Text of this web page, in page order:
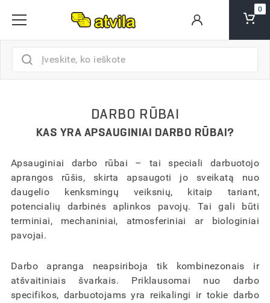
0
DARBO RŪBAI
KAS YRA APSAUGINIAI DARBO RŪBAI?
Apsauginiai darbo rūbai – tai speciali darbuotojo
aprangos rūšis, skirta apsaugoti jo sveikatą nuo
daugelio kenksmingų veiksnių, kitaip tariant,
potencialių darbinės aplinkos pavojų. Tai gali būti
terminiai, mechaniniai, atmosferiniai ar biologiniai
pavojai.
Darbo apranga neapsiriboja tik kombinezonais ir
atšvaitiniais švarkais. Priklausomai nuo darbo
specifikos, darbuotojams yra reikalingi ir tokie darbo
KAINA:
SPALVA:
ĮVESKITE PREKIŲ KREPŠELIO PAVADINIMĄ
AR TIKRAI NORITE IŠTRINTI PREKIŲ KREPŠELĮ?
AR TIKRAI NORITE IŠTRINTI PRODUKTĄ?
PRISTATYMO INFORMACIJA
PRISTATYMO INFORMACIJA
AR TIKRAI NORITE IŠTRINTI ADRESĄ?
AR TIKRAI NORITE IŠTRINTI UŽSAKYMĄ?
ĮVESKITE KAM SKIRTAS PASIŪLYMAS